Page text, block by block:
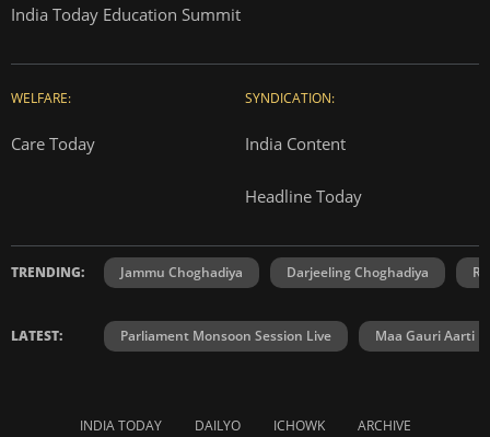
India Today Education Summit
WELFARE:
Care Today
SYNDICATION:
India Content
Headline Today
TRENDING: Jammu Choghadiya Darjeeling Choghadiya
LATEST: Parliament Monsoon Session Live Maa Gauri Aarti
INDIA TODAY DAILYO ICHOWK ARCHIVE